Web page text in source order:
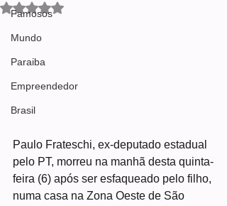
Famosos
Mundo
Paraiba
Empreendedor
Brasil
Avaliado com NaN de 5 estrelas.
Paulo Frateschi, ex-deputado estadual
pelo PT, morreu na manhã desta quinta-
feira (6) após ser esfaqueado pelo filho,
numa casa na Zona Oeste de São